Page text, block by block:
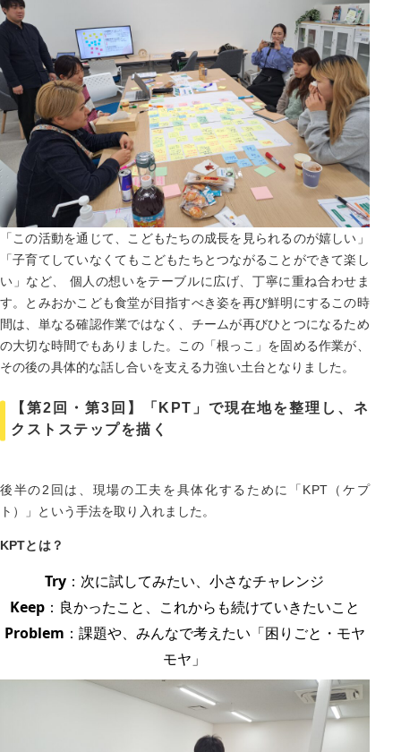
「この活動を通じて、こどもたちの成長を見られるのが嬉しい」
「子育てしていなくてもこどもたちとつながることができて楽し
い」など、 個人の想いをテーブルに広げ、丁寧に重ね合わせま
す。とみおかこども食堂が目指すべき姿を再び鮮明にするこの時
間は、単なる確認作業ではなく、チームが再びひとつになるため
の大切な時間でもありました。この「根っこ」を固める作業が、
その後の具体的な話し合いを支える力強い土台となりました。
【第2回・第3回】「KPT」で現在地を整理し、ネ
クストステップを描く
後半の2回は、現場の工夫を具体化するために「KPT（ケプ
ト）」という手法を取り入れました。
KPTとは？
Try ：次に試してみたい、小さなチャレンジ
Keep：良かったこと、これからも続けていきたいこと
Problem ：課題や、みんなで考えたい「困りごと・モヤ
モヤ」